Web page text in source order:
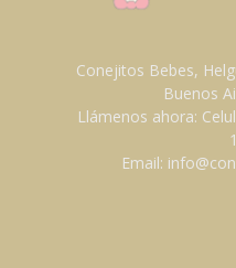
Conejitos Bebes,
Buenos
Llámenos ahora:
Email: